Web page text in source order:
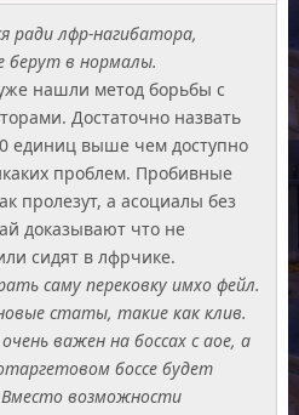
ради лфр-нагибатора,
берут в нормалы.
нашли метод борьбы с
Достаточно назвать
единиц выше чем доступно
проблем. Пробивные
пролезут, а асоциалы без
доказывают что не
сидят в лфрчике.
саму перековку имхо фейл.
статы, такие как клив.
важен на боссах с аое, а
боссе будет
Вместо возможности